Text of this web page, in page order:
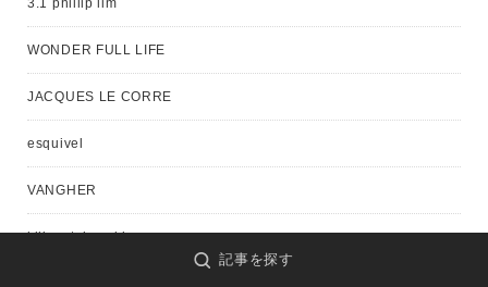
3.1 phillip lim
WONDER FULL LIFE
JACQUES LE CORRE
esquivel
VANGHER
kijima takayuki
記事を探す